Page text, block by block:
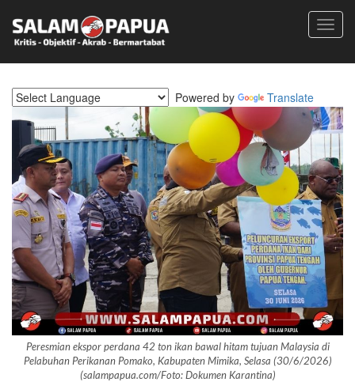
Powered by Translate
Peresmian ekspor perdana 42 ton ikan bawal hitam tujuan Malaysia di
Pelabuhan Perikanan Pomako, Kabupaten Mimika, Selasa (30/6/2026)
(salampapua.com/Foto: Dokumen Karantina)